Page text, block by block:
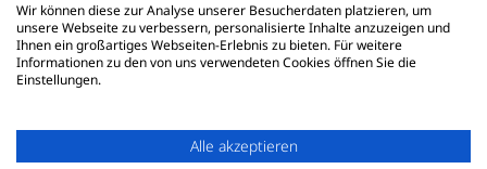
Wir können diese zur Analyse unserer Besucherdaten platzieren, um
unsere Webseite zu verbessern, personalisierte Inhalte anzuzeigen und
Ihnen ein großartiges Webseiten-Erlebnis zu bieten. Für weitere
Informationen zu den von uns verwendeten Cookies öffnen Sie die
Einstellungen.
Alle akzeptieren